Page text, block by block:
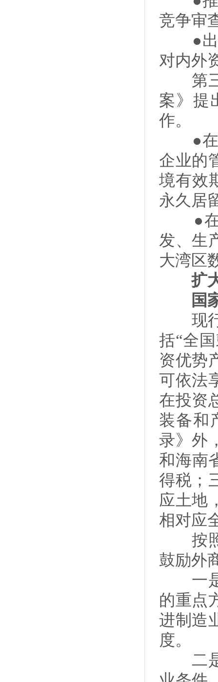
竞争审
●出台
对内外
第三
案》提
作。
●在商
企业的
境有效
永久居
●在
发、生
大湾区
扩大
国家
现行
括“全
资优势
可依法
在投资
装备和
录》外
和海南
得税；
应土地
相对应
按照
鼓励外
一是
的重点
进制造
度。
二是